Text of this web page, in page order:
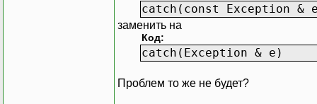
catch(const Exception &
заменить на
Код:
catch(Exception & e)
Проблем то же не будет?